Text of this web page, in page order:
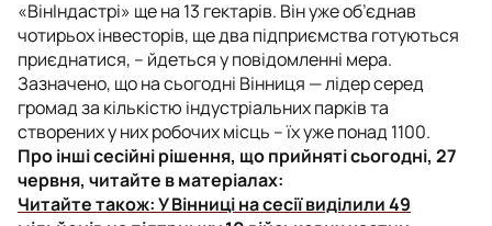
«ВінІндастрі» ще на 13 гектарів. Він уже об’єднав
чотирьох інвесторів, ще два підприємства готуються
приєднатися, – йдеться у повідомленні мера.
Зазначено, що на сьогодні Вінниця — лідер серед
громад за кількістю індустріальних парків та
створених у них робочих місць – їх уже понад 1100.
Про інші сесійні рішення, що прийняті сьогодні, 27
червня, читайте в матеріалах:
Читайте також:У Вінниці на сесії виділили 49